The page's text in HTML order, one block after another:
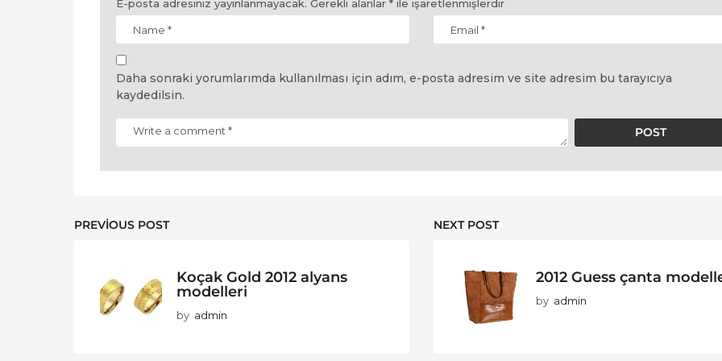
E-posta adresiniz yayınlanmayacak. Gerekli alanlar * ile işaretlenmişlerdir
Daha sonraki yorumlarımda kullanılması için adım, e-posta adresim ve site adresim bu tarayıcıya
kaydedilsin.
PREVIOUS POST
Koçak Gold 2012 alyans
modelleri
by admin
NEXT POST
2012 Guess çanta
by admin